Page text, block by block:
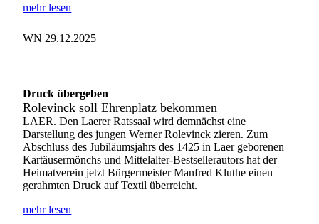
mehr lesen
WN 29.12.2025
Druck übergeben
Rolevinck soll Ehrenplatz bekommen
LAER. Den Laerer Ratssaal wird demnächst eine
Darstellung des jungen Werner Rolevinck zieren. Zum
Abschluss des Jubiläumsjahrs des 1425 in Laer geborenen
Kartäusermönchs und Mittelalter-Bestsellerautors hat der
Heimatverein jetzt Bürgermeister Manfred Kluthe einen
gerahmten Druck auf Textil überreicht.
mehr lesen